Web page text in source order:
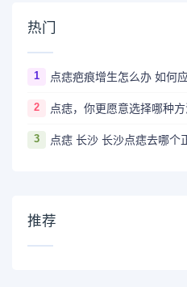
热门
1 点痣疤痕增生怎么办 如何
2 点痣，你更愿意选择哪种方
3
推荐